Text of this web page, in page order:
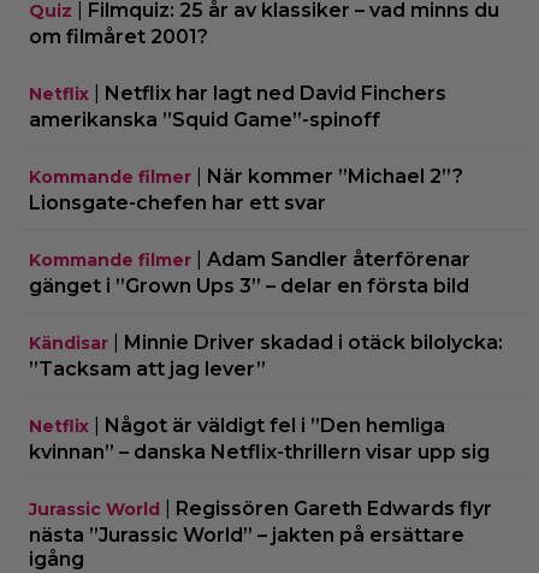
Quiz
Filmquiz: 25 år av klassiker – vad minns du
om filmåret 2001?
Netflix
Netflix har lagt ned David Finchers
amerikanska ”Squid Game”-spinoff
Kommande filmer
När kommer ”Michael 2”?
Lionsgate-chefen har ett svar
Kommande filmer
Adam Sandler återförenar
gänget i ”Grown Ups 3” – delar en första bild
Kändisar
Minnie Driver skadad i otäck bilolycka:
”Tacksam att jag lever”
Netflix
Något är väldigt fel i ”Den hemliga
kvinnan” – danska Netflix-thrillern visar upp sig
Jurassic World
Regissören Gareth Edwards flyr
nästa ”Jurassic World” – jakten på ersättare
igång